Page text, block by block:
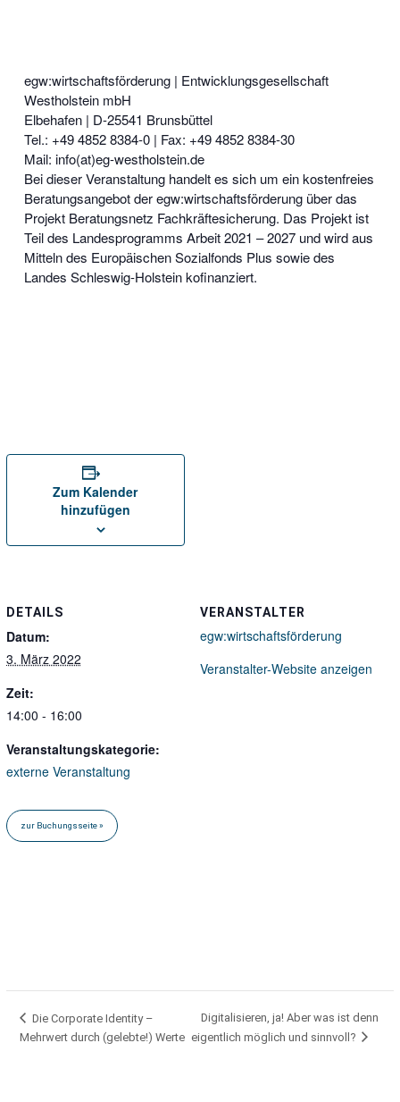
egw:wirtschaftsförderung | Entwicklungsgesellschaft
Westholstein mbH
Elbehafen | D-25541 Brunsbüttel
Tel.: +49 4852 8384-0 | Fax: +49 4852 8384-30
Mail: info(at)eg-westholstein.de
Bei dieser Veranstaltung handelt es sich um ein kostenfreies
Beratungsangebot der egw:wirtschaftsförderung über das
Projekt Beratungsnetz Fachkräftesicherung. Das Projekt ist
Teil des Landesprogramms Arbeit 2021 – 2027 und wird aus
Mitteln des Europäischen Sozialfonds Plus sowie des
Landes Schleswig-Holstein kofinanziert.
Zum Kalender
hinzufügen
DETAILS
Datum:
3. März 2022
Zeit:
14:00 - 16:00
Veranstaltungskategorie:
externe Veranstaltung
VERANSTALTER
egw:wirtschaftsförderung
Veranstalter-Website anzeigen
Die Corporate Identity –
Mehrwert durch (gelebte!) Werte
Digitalisieren, ja! Aber was ist denn
eigentlich möglich und sinnvoll?